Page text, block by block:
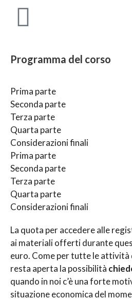
Programma del corso
Prima parte
Seconda parte
Terza parte
Quarta parte
Considerazioni finali
Prima parte
Seconda parte
Terza parte
Quarta parte
Considerazioni finali
La quota per accedere alle
ai materiali offerti durante
euro. Come per tutte le
resta aperta la possibilità
quando in noi c’è una forte
situazione economica del